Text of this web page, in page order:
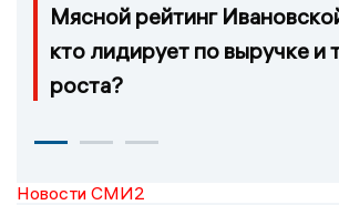
Мясной рейтинг
кто лидирует по выручке и
роста?
Новости СМИ2